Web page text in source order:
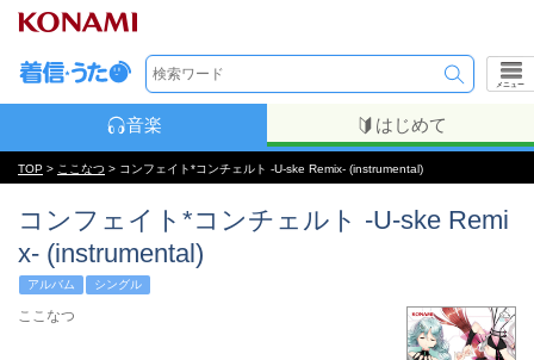
メニュー
音楽 はじめて
TOP > ここなつ > コンフェイト*コンチェルト -U-ske Remix- (instrumental)
コンフェイト*コンチェルト -U-ske Remi
x- (instrumental)
アルバム シングル
ここなつ